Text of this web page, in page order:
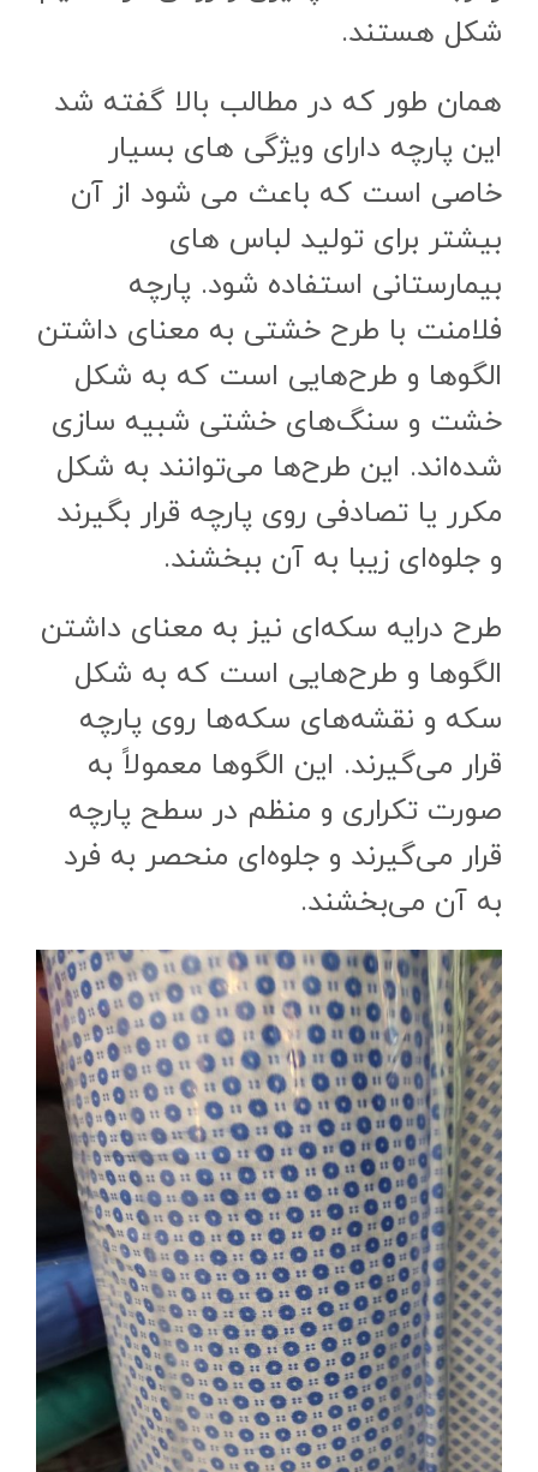
شکل هستند.
همان طور که در مطالب بالا گفته شد
این پارچه دارای ویژگی های بسیار
خاصی است که باعث می شود از آن
بیشتر برای تولید لباس های
بیمارستانی استفاده شود. پارچه
فلامنت با طرح خشتی به معنای داشتن
الگوها و طرح‌هایی است که به شکل
خشت و سنگ‌های خشتی شبیه سازی
شده‌اند. این طرح‌ها می‌توانند به شکل
مکرر یا تصادفی روی پارچه قرار بگیرند
و جلوه‌ای زیبا به آن ببخشند.
طرح درایه سکه‌ای نیز به معنای داشتن
الگوها و طرح‌هایی است که به شکل
سکه و نقشه‌های سکه‌ها روی پارچه
قرار می‌گیرند. این الگوها معمولاً به
صورت تکراری و منظم در سطح پارچه
قرار می‌گیرند و جلوه‌ای منحصر به فرد
به آن می‌بخشند.